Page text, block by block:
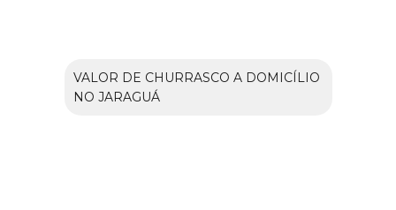
VALOR DE CHURRASCO A DOMICÍLIO
NO JARAGUÁ